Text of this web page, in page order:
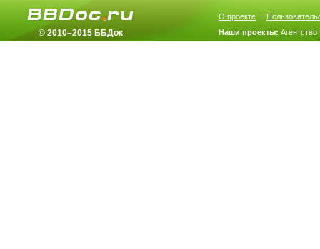
© 2010–2015 ББДок
О проекте |
Наши проекты: